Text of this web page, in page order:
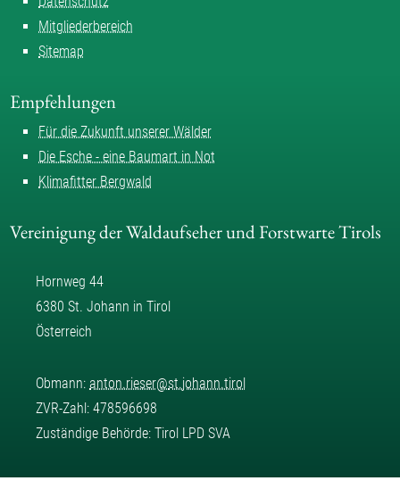
Mitgliederbereich
Sitemap
Empfehlungen
Für die Zukunft unserer Wälder
Die Esche - eine Baumart in Not
Klimafitter Bergwald
Vereinigung der Waldaufseher und Forstwarte Tirols
Hornweg 44
6380 St. Johann in Tirol
Österreich
Obmann: anton.rieser@st.johann.tirol
ZVR-Zahl: 478596698
Zuständige Behörde: Tirol LPD SVA